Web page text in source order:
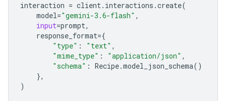
interaction = client. interactions .create(
model="gemini-3.6-flash" ,
input=prompt,
response_format={
"type" : "text" ,
"mime_type" : "application/json" ,
"schema" : Recipe.model_json_schema()
},
)